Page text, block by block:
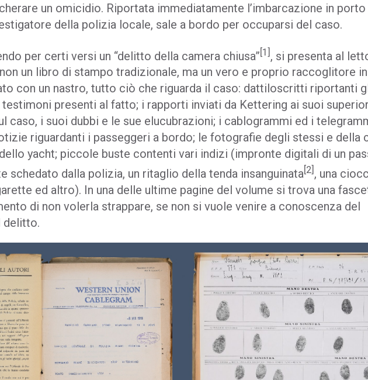
un omicidio. Riportata immediatamente l’imbarcazione in porto
della polizia locale, sale a bordo per occuparsi del caso.
per certi versi un “delitto della camera chiusa” [1] , si presenta al
un libro di stampo tradizionale, ma un vero e proprio raccoglitore
con un nastro, tutto ciò che riguarda il caso: dattiloscritti riportanti
presenti al fatto; i rapporti inviati da Kettering ai suoi
caso, i suoi dubbi e le sue elucubrazioni; i cablogrammi ed i
riguardanti i passeggeri a bordo; le fotografie degli stessi e della
dello yacht; piccole buste contenti vari indizi (impronte digitali di un
schedato dalla polizia, un ritaglio della tenda insanguinata [2] , una
ed altro). In una delle ultime pagine del volume si trova una
di non volerla strappare, se non si vuole venire a conoscenza del
delitto.